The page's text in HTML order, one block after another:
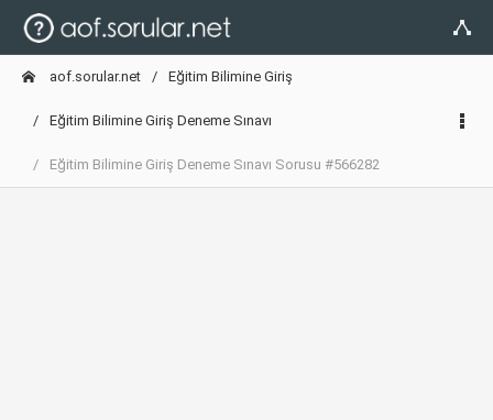
aof.sorular.net Eğitim Bilimine Giriş
Eğitim Bilimine Giriş Deneme Sınavı
Eğitim Bilimine Giriş Deneme Sınavı Sorusu #566282